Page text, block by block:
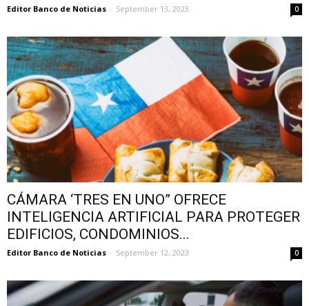
Editor Banco de Noticias - September 13, 2023 0
CÁMARA ‘TRES EN UNO” OFRECE
INTELIGENCIA ARTIFICIAL PARA PROTEGER
EDIFICIOS, CONDOMINIOS...
Editor Banco de Noticias - September 12, 2023 0